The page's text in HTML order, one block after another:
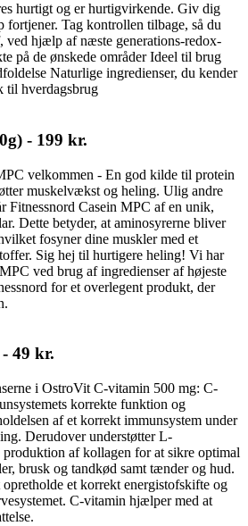
hurtigt og er hurtigvirkende. Giv dig
Tag kontrollen tilbage, så du
ved hjælp af næste generations-redox-
på de ønskede områder Ideel til brug
Naturlige ingredienser, du kender
til hverdagsbrug
- 199 kr.
velkommen - En god kilde til protein
muskelvækst og heling. Ulig andre
Fitnessnord Casein MPC af en unik,
Dette betyder, at aminosyrerne bliver
fosyner dine muskler med et
Sig hej til hurtigere heling! Vi har
ved brug af ingredienser af højeste
for et overlegent produkt, der
49 kr.
i OstroVit C-vitamin 500 mg: C-
korrekte funktion og
af ​​et korrekt immunsystem under
Derudover understøtter L-
produktion af kollagen for at sikre optimal
brusk og tandkød samt tænder og hud.
et korrekt energistofskifte og
C-vitamin hjælper med at